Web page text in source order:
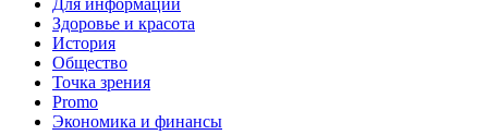
Для информации
Здоровье и красота
История
Общество
Точка зрения
Promo
Экономика и финансы